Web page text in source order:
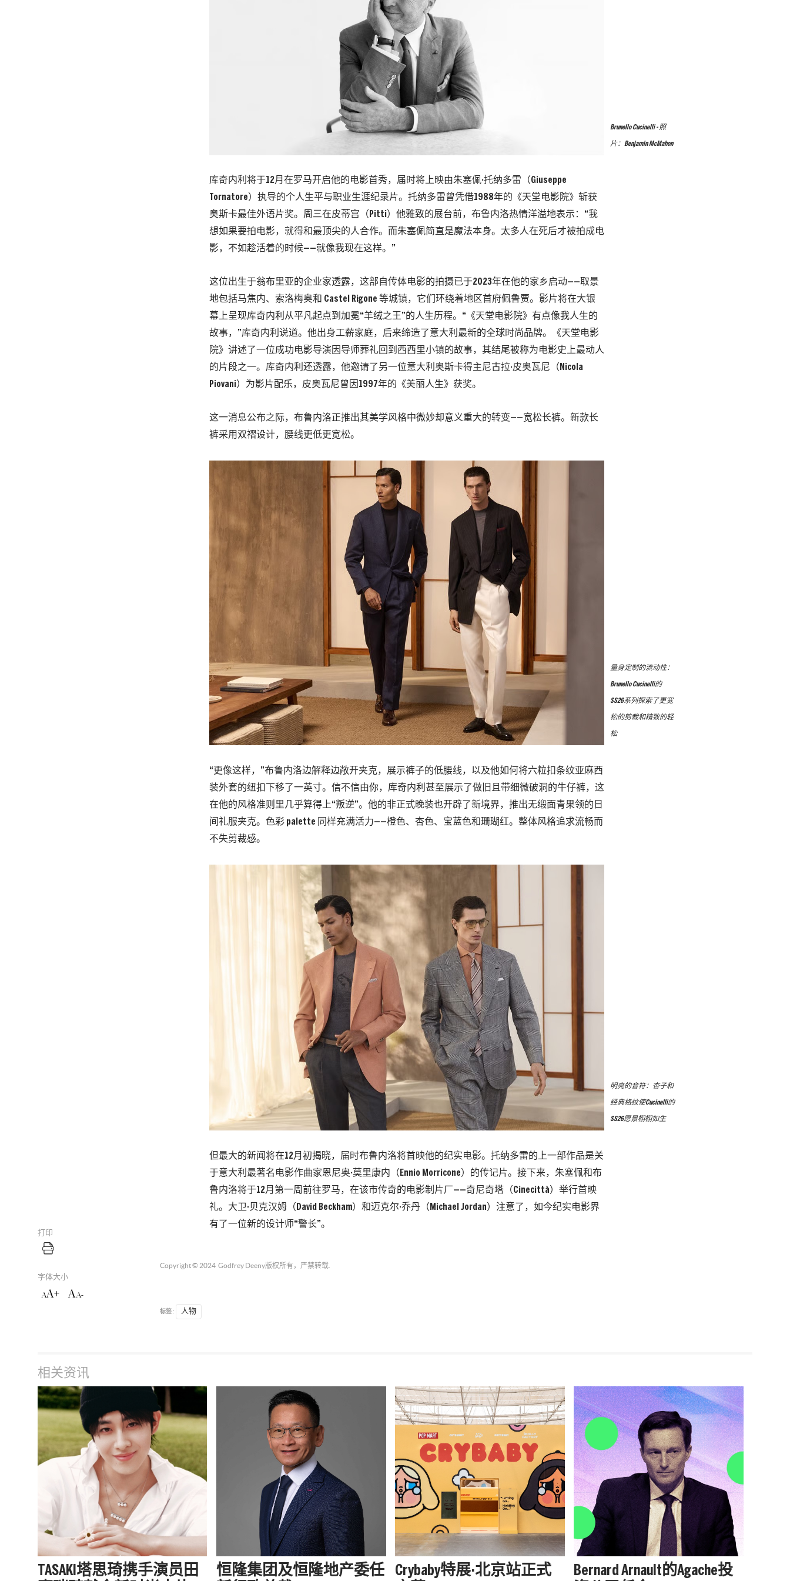
打印
字体大小
AA+ A A-
Brunello Cucinelli - 照
片：Benjamin McMahon
库奇内利将于12月在罗马开启他的电影首秀，届时将上映由朱塞佩·托纳多雷（Giuseppe
Tornatore）执导的个人生平与职业生涯纪录片。托纳多雷曾凭借1988年的《天堂电影院》斩获
奥斯卡最佳外语片奖。周三在皮蒂宫（Pitti）他雅致的展台前，布鲁内洛热情洋溢地表示：“我
想如果要拍电影，就得和最顶尖的人合作。而朱塞佩简直是魔法本身。太多人在死后才被拍成电
影，不如趁活着的时候——就像我现在这样。”
这位出生于翁布里亚的企业家透露，这部自传体电影的拍摄已于2023年在他的家乡启动——取景
地包括马焦内、索洛梅奥和 Castel Rigone 等城镇，它们环绕着地区首府佩鲁贾。影片将在大银
幕上呈现库奇内利从平凡起点到加冕“羊绒之王”的人生历程。“《天堂电影院》有点像我人生的
故事，”库奇内利说道。他出身工薪家庭，后来缔造了意大利最新的全球时尚品牌。《天堂电影
院》讲述了一位成功电影导演因导师葬礼回到西西里小镇的故事，其结尾被称为电影史上最动人
的片段之一。库奇内利还透露，他邀请了另一位意大利奥斯卡得主尼古拉·皮奥瓦尼（Nicola
Piovani）为影片配乐，皮奥瓦尼曾因1997年的《美丽人生》获奖。
这一消息公布之际，布鲁内洛正推出其美学风格中微妙却意义重大的转变——宽松长裤。新款长
裤采用双褶设计，腰线更低更宽松。
量身定制的流动性：
Brunello Cucinelli的
SS26系列探索了更宽
松的剪裁和精致的轻
松
“更像这样，”布鲁内洛边解释边敞开夹克，展示裤子的低腰线，以及他如何将六粒扣条纹亚麻西
装外套的纽扣下移了一英寸。信不信由你，库奇内利甚至展示了做旧且带细微破洞的牛仔裤，这
在他的风格准则里几乎算得上“叛逆”。他的非正式晚装也开辟了新境界，推出无缎面青果领的日
间礼服夹克。色彩 palette 同样充满活力——橙色、杏色、宝蓝色和珊瑚红。整体风格追求流畅而
不失剪裁感。
明亮的音符：杏子和
经典格纹使Cucinelli的
SS26愿景栩栩如生
但最大的新闻将在12月初揭晓，届时布鲁内洛将首映他的纪实电影。托纳多雷的上一部作品是关
于意大利最著名电影作曲家恩尼奥·莫里康内（Ennio Morricone）的传记片。接下来，朱塞佩和布
鲁内洛将于12月第一周前往罗马，在该市传奇的电影制片厂——奇尼奇塔（Cinecittà）举行首映
礼。大卫·贝克汉姆（David Beckham）和迈克尔·乔丹（Michael Jordan）注意了，如今纪实电影界
有了一位新的设计师“警长”。
Copyright © 2024 Godfrey Deeny版权所有，严禁转载.
标签 : 人物
相关资讯
TASAKI塔思琦携手演员田 恒隆集团及恒隆地产委任 Crybaby特展·北京站正式 Bernard Arnault的Agache投